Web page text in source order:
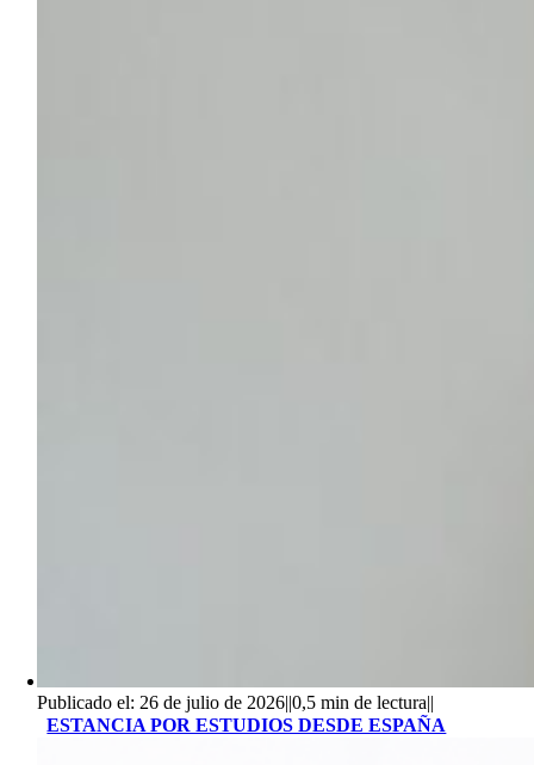
Publicado el: 26 de julio de 2026||0,5 min de lectura||
ESTANCIA POR ESTUDIOS DESDE ESPAÑA